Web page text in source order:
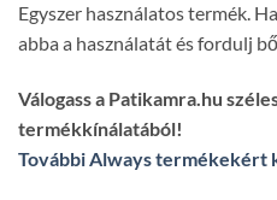
Egyszer használatos termék.
abba a használatát és fordulj
Válogass a Patikamra.hu
termékkínálatából!
További Always termékekért